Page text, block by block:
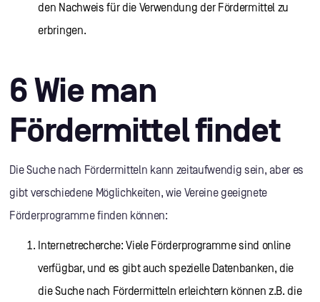
den Nachweis für die Verwendung der Fördermittel zu
erbringen.
6 Wie man
Fördermittel findet
Die Suche nach Fördermitteln kann zeitaufwendig sein, aber es
gibt verschiedene Möglichkeiten, wie Vereine geeignete
Förderprogramme finden können:
Internetrecherche: Viele Förderprogramme sind online
verfügbar, und es gibt auch spezielle Datenbanken, die
die Suche nach Fördermitteln erleichtern können z.B. die